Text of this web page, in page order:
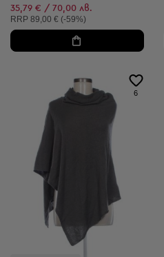
35,79 € / 70,00 лв.
Препоръчителна цена:
RRP 89,00 € (-59%)
6